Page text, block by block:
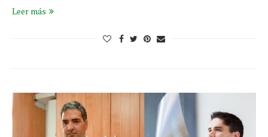
Leer más